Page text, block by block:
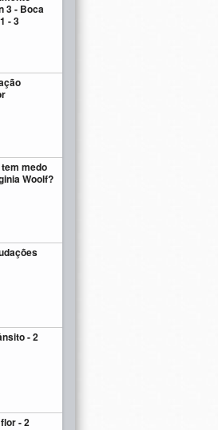
3 - Boca
- 3
medo
Woolf?
- 2
- 2